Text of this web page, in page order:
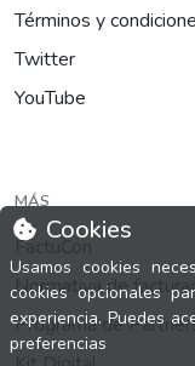
Cookies
Usamos cookies
cookies opcionales
experiencia. Puedes
preferencias
Términos y
Twitter
YouTube
MÁS
FactuCon
Normativa de
Programa de